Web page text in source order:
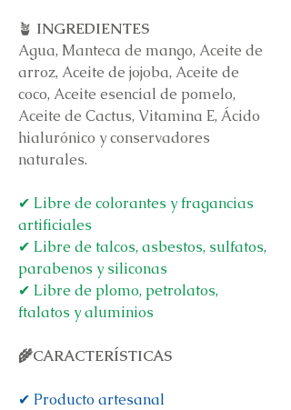
🪴 INGREDIENTES
Agua, Manteca de mango, Aceite de
arroz, Aceite de jojoba, Aceite de
coco, Aceite esencial de pomelo,
Aceite de Cactus, Vitamina E, Ácido
hialurónico y conservadores
naturales.
✔ Libre de colorantes y fragancias
artificiales
✔ Libre de talcos, asbestos, sulfatos,
parabenos y siliconas
✔ Libre de plomo, petrolatos,
ftalatos y aluminios
🌾CARACTERÍSTICAS
✔ Producto artesanal